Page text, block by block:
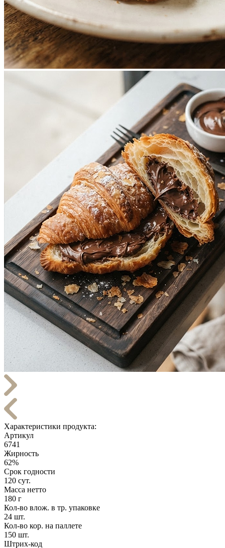
Характеристики продукта:
Артикул
6741
Жирность
62%
Срок годности
120 сут.
Масса нетто
180 г
Кол-во влож. в тр. упаковке
24 шт.
Кол-во кор. на паллете
150 шт.
Штрих-код